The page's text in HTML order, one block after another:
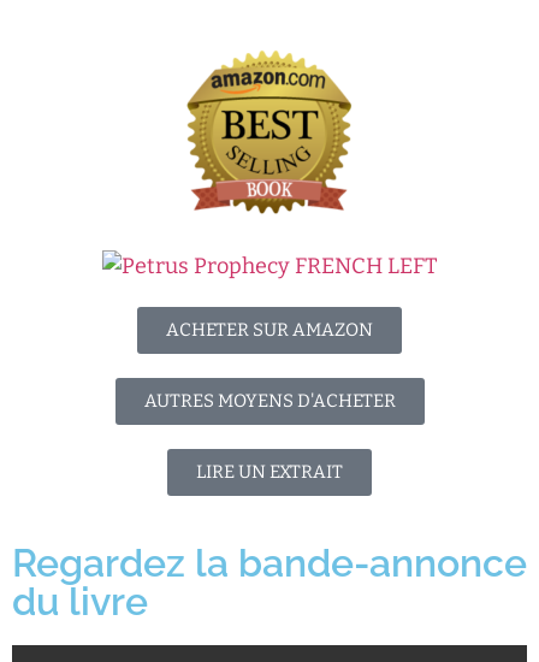
ACHETER SUR AMAZON
AUTRES MOYENS D'ACHETER
LIRE UN EXTRAIT
Regardez la bande-annonce
du livre